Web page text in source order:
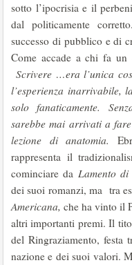
sotto l’ipocrisia e il
dal politicamente
successo di pubblico e di
Come accade a chi fa un
Scrivere …era l’unica
l’esperienza inarrivabile,
solo fanaticamente.
sarebbe mai arrivati a
lezione di anatomia.
rappresenta il
cominciare da Lamento di
dei suoi romanzi, ma tra
Americana,che ha vinto il
altri importanti premi. Il
del Ringraziamento, festa
nazione e dei suoi valori.